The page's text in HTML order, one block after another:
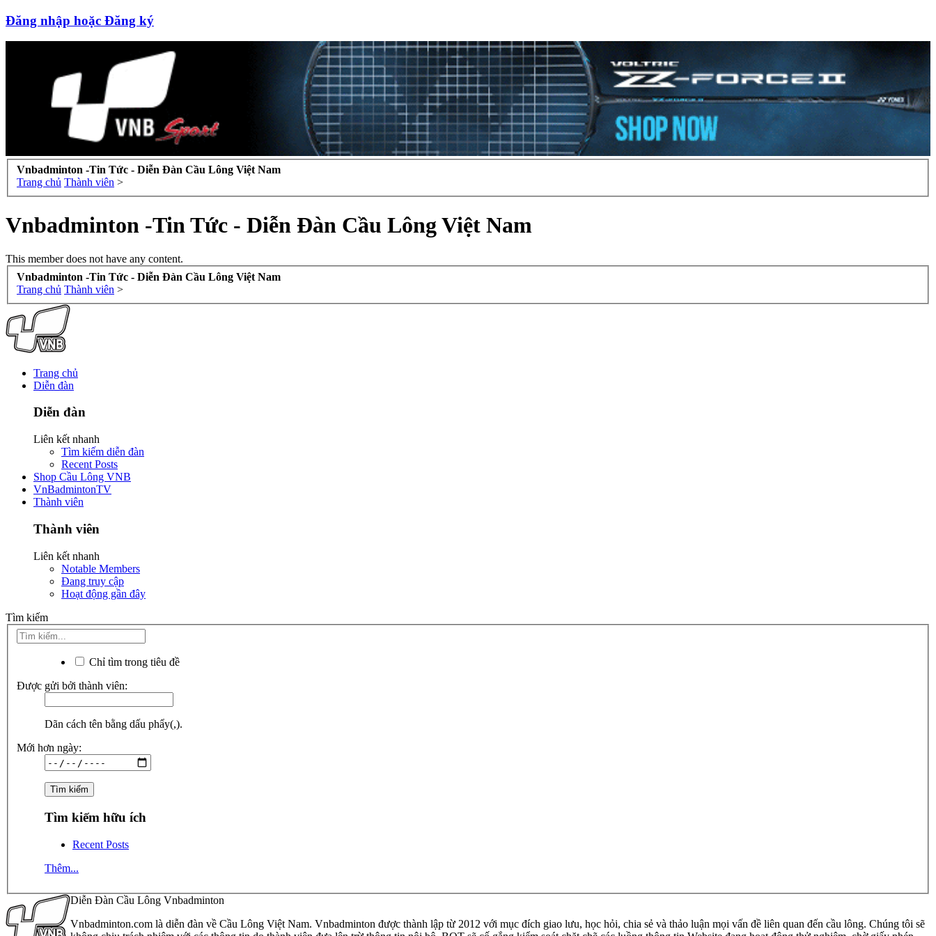
Đăng nhập hoặc Đăng ký
Vnbadminton -Tin Tức - Diễn Đàn Cầu Lông Việt Nam
Trang chủ Thành viên >
Vnbadminton -Tin Tức - Diễn Đàn Cầu Lông Việt Nam
This member does not have any content.
Vnbadminton -Tin Tức - Diễn Đàn Cầu Lông Việt Nam
Trang chủ Thành viên >
Trang chủ
Diễn đàn
Diễn đàn
Liên kết nhanh
Tìm kiếm diễn đàn
Recent Posts
Shop Cầu Lông VNB
VnBadmintonTV
Thành viên
Thành viên
Liên kết nhanh
Notable Members
Đang truy cập
Hoạt động gần đây
Tìm kiếm
Chỉ tìm trong tiêu đề
Được gửi bởi thành viên:
Dãn cách tên bằng dấu phẩy(,).
Mới hơn ngày:
Tìm kiếm hữu ích
Recent Posts
Thêm...
Diễn Đàn Cầu Lông Vnbadminton
Vnbadminton.com là diễn đàn về Cầu Lông Việt Nam. Vnbadminton được thành lập từ 2012 với mục đích giao lưu, học hỏi, chia sẻ và thảo luận mọi vấn đề liên quan đến cầu lông. Chúng tôi sẽ